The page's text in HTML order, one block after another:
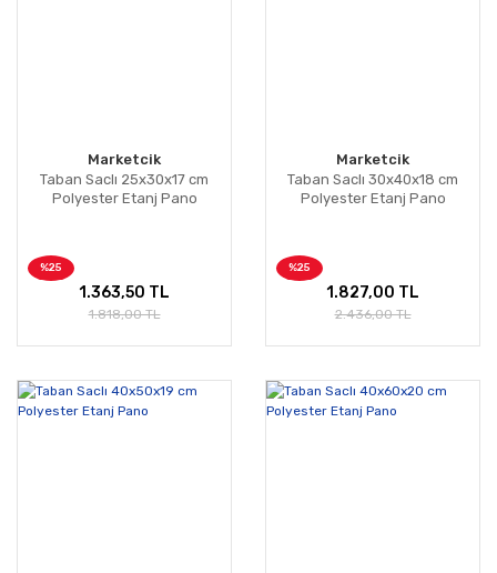
Marketcik
Taban Saclı 25x30x17 cm
Polyester Etanj Pano
%25
1.363,50 TL
1.818,00 TL
Marketcik
Taban Saclı 30x40x18 cm
Polyester Etanj Pano
%25
1.827,00 TL
2.436,00 TL